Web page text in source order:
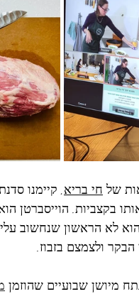
של חי בריא
בקצביות. הוייסברטן
לא הראשון שנחשוב
ולצמצם בזבוז.
מיושן שבועיים שהוזמן